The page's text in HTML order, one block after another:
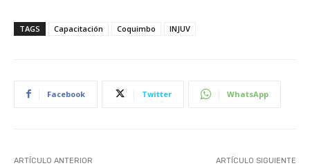
TAGS Capacitación Coquimbo INJUV
Facebook Twitter WhatsApp
ARTÍCULO ANTERIOR ARTÍCULO SIGUIENTE